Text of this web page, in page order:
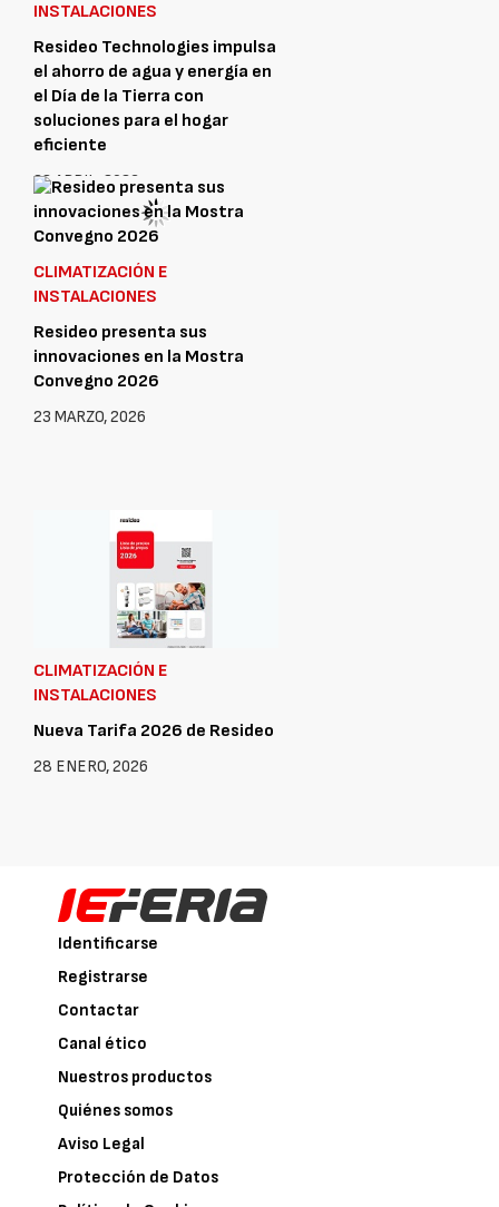
INSTALACIONES
Resideo Technologies impulsa
el ahorro de agua y energía en
el Día de la Tierra con
soluciones para el hogar
eficiente
22 ABRIL, 2026
CLIMATIZACIÓN E
INSTALACIONES
Resideo presenta sus
innovaciones en la Mostra
Convegno 2026
23 MARZO, 2026
CLIMATIZACIÓN E
INSTALACIONES
Nueva Tarifa 2026 de Resideo
28 ENERO, 2026
Identificarse
Registrarse
Contactar
Canal ético
Nuestros productos
Quiénes somos
Aviso Legal
Protección de Datos